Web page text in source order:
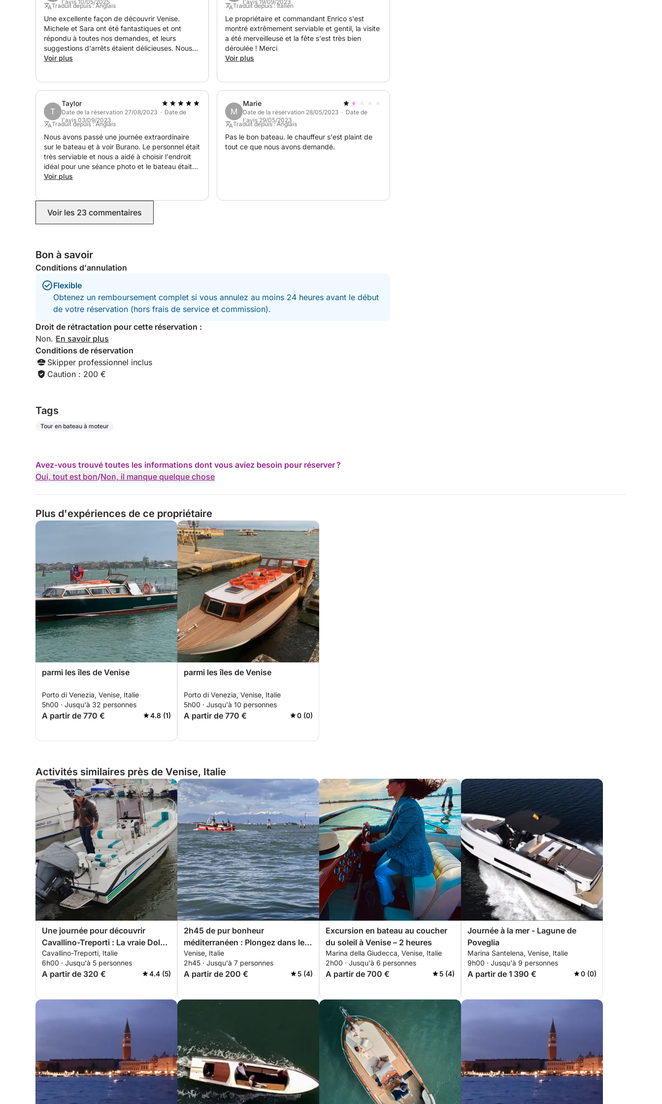
l'avis 10/05/2025
Traduit depuis : Anglais
Une excellente façon de découvrir Venise.
Michele et Sara ont été fantastiques et ont
répondu à toutes nos demandes, et leurs
suggestions d'arrêts étaient délicieuses. Nous
avons passé une journée merveilleuse !
Voir plus
l'avis 19/09/2023
Traduit depuis : Italien
Le propriétaire et commandant Enrico s'est
montré extrêmement serviable et gentil, la visite
a été merveilleuse et la fête s'est très bien
déroulée ! Merci
Voir plus
T
Taylor
Date de la réservation 27/08/2023 · Date de
l'avis 03/09/2023
Traduit depuis : Anglais
Nous avons passé une journée extraordinaire
sur le bateau et à voir Burano. Le personnel était
très serviable et nous a aidé à choisir l'endroit
idéal pour une séance photo et le bateau était
magnifique.
Voir plus
M
Marie
Date de la réservation 28/05/2023 · Date de
l'avis 29/05/2023
Traduit depuis : Anglais
Pas le bon bateau. le chauffeur s'est plaint de
tout ce que nous avons demandé.
Voir les 23 commentaires
Bon à savoir
Conditions d'annulation
Flexible
Obtenez un remboursement complet si vous annulez au moins 24 heures avant le début
de votre réservation (hors frais de service et commission).
Droit de rétractation pour cette réservation :
Non. En savoir plus
Conditions de réservation
Skipper professionnel inclus
Caution : 200 €
Tags
Tour en bateau à moteur
Avez-vous trouvé toutes les informations dont vous aviez besoin pour réserver ?
Oui, tout est bon/Non, il manque quelque chose
Plus d'expériences de ce propriétaire
parmi les îles de Venise
Porto di Venezia, Venise, Italie
5h00 · Jusqu'à 32 personnes
A partir de 770 € 4.8 (1)
parmi les îles de Venise
Porto di Venezia, Venise, Italie
5h00 · Jusqu'à 10 personnes
A partir de 770 € 0 (0)
Activités similaires près de Venise, Italie
Une journée pour découvrir
Cavallino-Treporti : La vraie Dolce
Vita en bateau à moteur
Cavallino-Treporti, Italie
6h00 · Jusqu'à 5 personnes
A partir de 320 € 4.4 (5)
2h45 de pur bonheur
méditerranéen : Plongez dans le
bleu et découvrez Venise depuis
les vagues.
Venise, Italie
2h45 · Jusqu'à 7 personnes
A partir de 200 € 5 (4)
Excursion en bateau au coucher
du soleil à Venise – 2 heures
Marina della Giudecca, Venise, Italie
2h00 · Jusqu'à 6 personnes
A partir de 700 € 5 (4)
Journée à la mer - Lagune de
Poveglia
Marina Santelena, Venise, Italie
9h00 · Jusqu'à 9 personnes
A partir de 1 390 € 0 (0)